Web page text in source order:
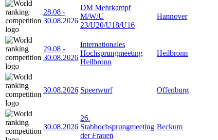
28.08 -
30.08.2026
DM Mehrkampf
M/W/U
23/U20/U18/U16
Hannover
29.08 -
30.08.2026
Internationales
Hochsprungmeeting
Heilbronn
Heilbronn
30.08.2026 Speerwurf Offenburg
30.08.2026
26.
Stabhochsprungmeeting
der Frauen
Beckum